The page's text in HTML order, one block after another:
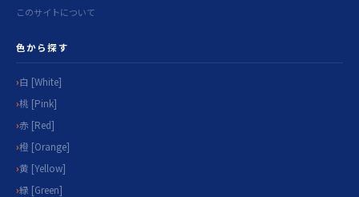
このサイトについて
色から探す
白 [White]
桃 [Pink]
赤 [Red]
橙 [Orange]
黄 [Yellow]
緑 [Green]